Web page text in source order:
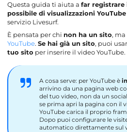
Questa guida ti aiuta a far
possibile di visualizzazioni YouTube
servizio Livesurf.
È pensata per chi non ha un sito, ma
YouTube. Se hai già un sito, puoi
tuo sito per inserire il video YouTube.
A cosa serve: per YouTube è
arrivino da una pagina web
del tuo video, non da un
se prima apri la pagina con il
YouTube carica il proprio
Dopo puoi configurare le
automatico direttamente sul